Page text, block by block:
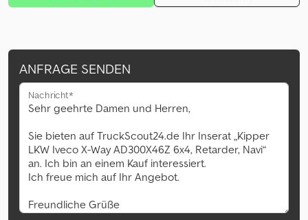
ANFRAGE SENDEN
Nachricht*